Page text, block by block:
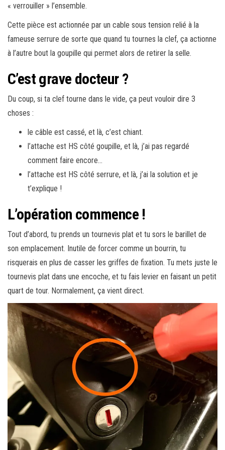
« verrouiller » l’ensemble.
Cette pièce est actionnée par un cable sous tension relié à la
fameuse serrure de sorte que quand tu tournes la clef, ça actionne
à l’autre bout la goupille qui permet alors de retirer la selle.
C’est grave docteur ?
Du coup, si ta clef tourne dans le vide, ça peut vouloir dire 3
choses :
le câble est cassé, et là, c’est chiant.
l’attache est HS côté goupille, et là, j’ai pas regardé
comment faire encore…
l’attache est HS côté serrure, et là, j’ai la solution et je
t’explique !
L’opération commence !
Tout d’abord, tu prends un tournevis plat et tu sors le barillet de
son emplacement. Inutile de forcer comme un bourrin, tu
risquerais en plus de casser les griffes de fixation. Tu mets juste le
tournevis plat dans une encoche, et tu fais levier en faisant un petit
quart de tour. Normalement, ça vient direct.